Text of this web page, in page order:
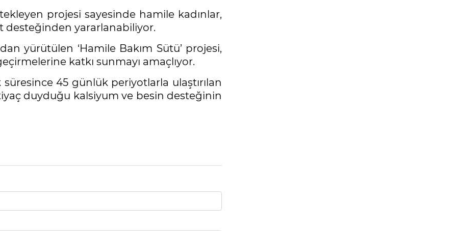
projesi sayesinde hamile kadınlar,
desteğinden yararlanabiliyor.
yürütülen ‘Hamile Bakım Sütü’ projesi,
katkı sunmayı amaçlıyor.
45 günlük periyotlarla ulaştırılan
duyduğu kalsiyum ve besin desteğinin